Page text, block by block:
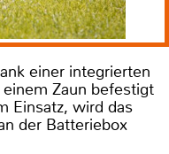
einer integrierten
Zaun befestigt
Einsatz, wird das
der Batteriebox